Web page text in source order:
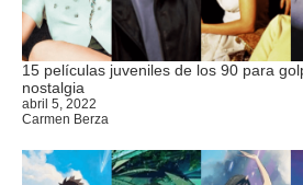
15 películas juveniles de los 90 para
nostalgia
abril 5, 2022
Carmen Berza